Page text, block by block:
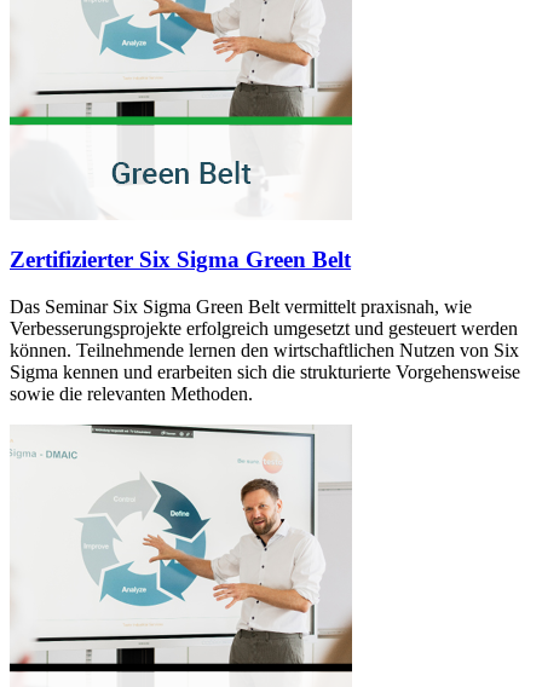
Zertifizierter Six Sigma Green Belt
Das Seminar Six Sigma Green Belt vermittelt praxisnah, wie
Verbesserungsprojekte erfolgreich umgesetzt und gesteuert werden
können. Teilnehmende lernen den wirtschaftlichen Nutzen von Six
Sigma kennen und erarbeiten sich die strukturierte Vorgehensweise
sowie die relevanten Methoden.